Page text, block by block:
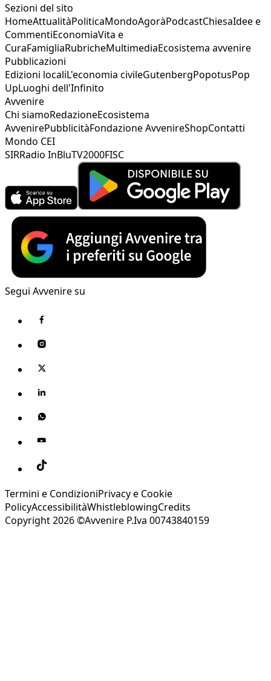
Sezioni del sito
HomeAttualitàPoliticaMondoAgoràPodcastChiesaIdee e
CommentiEconomiaVita e
CuraFamigliaRubricheMultimediaEcosistema avvenire
Pubblicazioni
Edizioni localiL'economia civileGutenbergPopotusPop
UpLuoghi dell'Infinito
Avvenire
Chi siamoRedazioneEcosistema
AvvenirePubblicitàFondazione AvvenireShopContatti
Mondo CEI
SIRRadio InBluTV2000FISC
Segui Avvenire su
Termini e CondizioniPrivacy e Cookie
PolicyAccessibilitàWhistleblowingCredits
Copyright 2026 ©Avvenire P.Iva 00743840159